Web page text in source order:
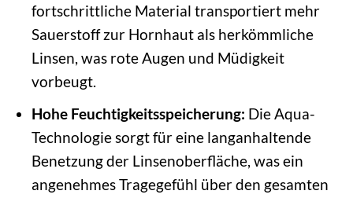
fortschrittliche Material transportiert mehr
Sauerstoff zur Hornhaut als herkömmliche
Linsen, was rote Augen und Müdigkeit
vorbeugt.
Hohe Feuchtigkeitsspeicherung: Die Aqua-
Technologie sorgt für eine langanhaltende
Benetzung der Linsenoberfläche, was ein
angenehmes Tragegefühl über den gesamten